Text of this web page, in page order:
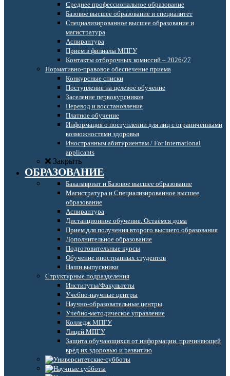
Среднее профессиональное образование
Базовое высшее образование и специалитет
Специализированное высшее образование и
магистратура
Аспирантура
Прием в филиалы МПГУ
Контакты отборочных комиссий – 2026/27
Нормативно-правовое обеспечение приема
Конкурсные списки
Поступление на целевое обучение
Заселение первокурсников
Перевод и восстановление
Платное обучение
Информация о поступлении для лиц с ограниченными
возможностями здоровья
Иностранным абитуриентам / For international
applicants
Закрыть
ОБРАЗОВАНИЕ
Бакалавриат и Базовое высшее образование
Магистратура и Специализированное высшее
образование
Аспирантура
Дистанционное обучение. Остаёмся дома
Прием для получения второго высшего образования
Дополнительное образование
Подготовительные курсы
Обучение иностранных студентов
Наши выпускники
Структурные подразделения
Институты/Факультеты
Учебно-научные центры
Научно-образовательные центры
Учебно-методическое управление
Колледж МПГУ
Лицей МПГУ
Защита обучающихся от информации, причиняющей
вред их здоровью и развитию